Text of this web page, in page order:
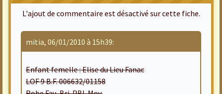
L'ajout de commentaire est désactivé sur cette fiche.
mitia, 06/01/2010 à 15h39:
Enfant femelle : Elise du Lieu Fanac
LOF 9 B.F. 006632/01158